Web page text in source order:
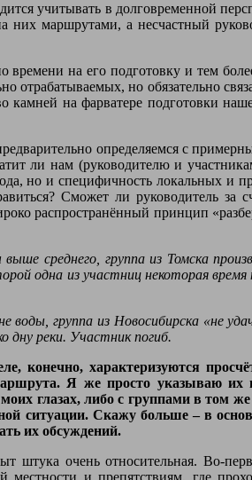
учитывать в долговременной
маршрутами, а несчастный
на его подготовку и тем
отрабатываемых, но обязательно
на фарватере подготовки
определяемся с
ли нам (руководителю и
но и специфичность локальных и
Сможет ли руководитель за
распространённый принцип
среднего, группа из Томска
одна из участниц некоторая
воды, группа из Новосибирска «не
дну реки. Участник погиб.
конечно, характеризуются
Я же просто указываю
глазах, либо с группами в том
ситуации. Скажу больше – в
их обсуждений.
штука очень относительная. Во-